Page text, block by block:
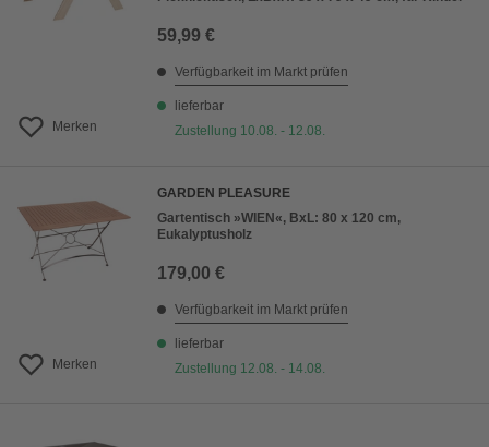
Merken
59,99 €
Verfügbarkeit im Markt prüfen
lieferbar
Zustellung 10.08. - 12.08.
Merken
GARDEN PLEASURE
Gartentisch »WIEN«, BxL: 80 x 120 cm,
Eukalyptusholz
179,00 €
Verfügbarkeit im Markt prüfen
lieferbar
Zustellung 12.08. - 14.08.